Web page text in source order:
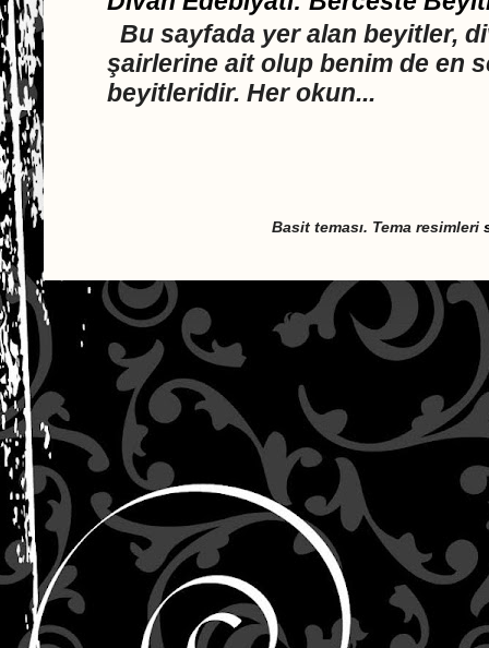
Bu sayfada yer alan beyitler,
şairlerine ait olup benim de en
beyitleridir. Her okun...
Basit teması. Tema resimleri